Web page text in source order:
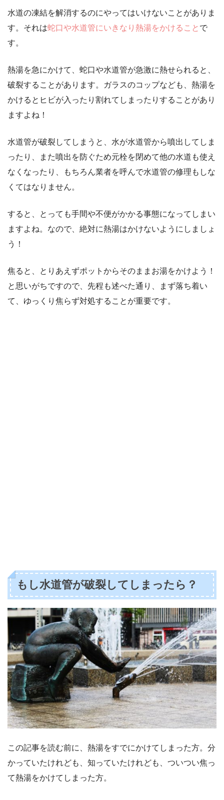
水道の凍結を解消するのにやってはいけないことがありま
す。それは蛇口や水道管にいきなり熱湯をかけること で
す。
熱湯を急にかけて、蛇口や水道管が急激に熱せられると、
破裂することがあります。ガラスのコップなども、熱湯を
かけるとヒビが入ったり割れてしまったりすることがあり
ますよね！
水道管が破裂してしまうと、水が水道管から噴出してしま
ったり、また噴出を防ぐため元栓を閉めて他の水道も使え
なくなったり、もちろん業者を呼んで水道管の修理もしな
くてはなりません。
すると、とっても手間や不便がかかる事態になってしまい
ますよね。なので、絶対に熱湯はかけないようにしましょ
う！
焦ると、とりあえずポットからそのままお湯をかけよう！
と思いがちですので、先程も述べた通り、まず落ち着い
て、ゆっくり焦らず対処することが重要です。
もし水道管が破裂してしまったら？
この記事を読む前に、熱湯をすでにかけてしまった方。分
かっていたけれども、知っていたけれども、ついつい焦っ
て熱湯をかけてしまった方。